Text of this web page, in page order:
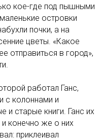
кое-где под пышными
островки
почки, а на
цветы. «Какое
отправиться в город»,
работал Ганс,
с колоннами и
и старые книги. Ганс их
и конечно же о них
приклеивал